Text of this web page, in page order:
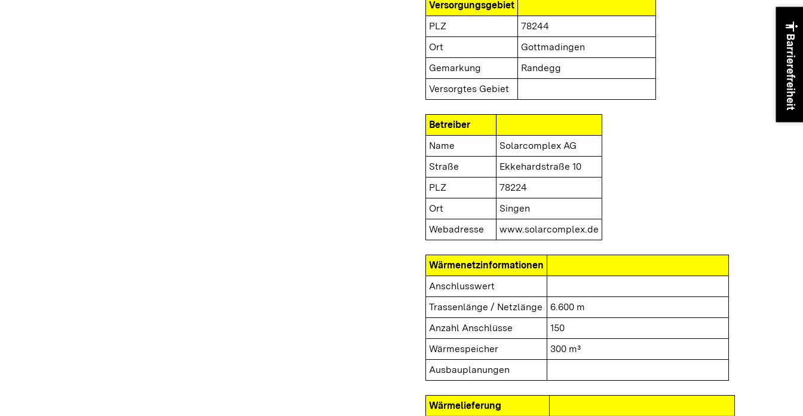
Versorgungsgebiet
PLZ
78244
Ort
Gottmadingen
Gemarkung
Randegg
Versorgtes Gebiet
Betreiber
Name
Solarcomplex AG
Straße
Ekkehardstraße 10
PLZ
78224
Ort
Singen
Webadresse
www.solarcomplex.de
Wärmenetzinformationen
Anschlusswert
Trassenlänge / Netzlänge
6.600 m
Anzahl Anschlüsse
150
Wärmespeicher
300 m³
Ausbauplanungen
Wärmelieferung
accessibility
Barrierefreiheit